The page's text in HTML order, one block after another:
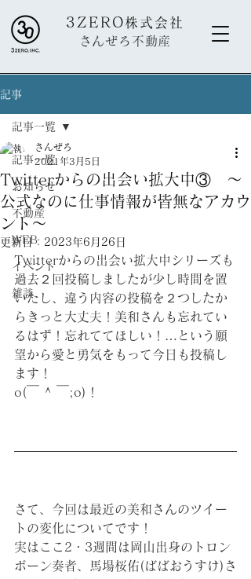
3ZERO株式会社
さんぜろ不動産
記事
記事一覧
お知らせ
不動産
WEB
イベント
雑談
記事一覧
Twitterからの出会い拡大中③ ～
公式なのに仕事情報が皆無なアカウ
ント～
さんぜろ
2021年3月5日
更新日： 2023年6月26日
Twitterからの出会い拡大中シリーズも
過去２回投稿しましたが少し時間を置
いたし、違う内容の投稿を２つしたか
らきっと大丈夫！美和さんも忘れてい
るはず！忘れててほしい！…という願
望から愛と勇気をもって今日も投稿し
ます！
o(￣ ^ ￣;o)！
さて、今回は最近の美和さんのツイー
トの変化についてです！
実はここ2・3週間は岡山出身のトロン
ボーン奏者、馬場桜佑(ばばおうすけ)さ